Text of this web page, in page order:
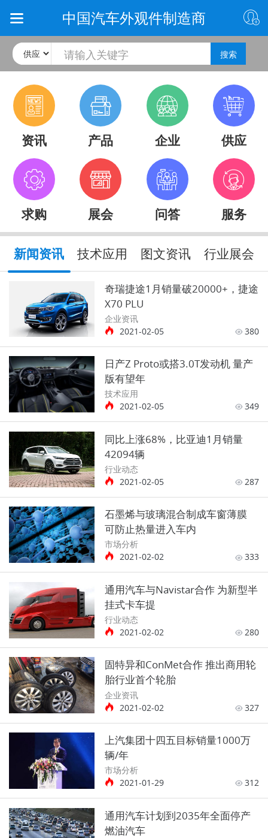
中国汽车外观件制造商
搜索
资讯 产品 企业 供应
求购 展会 问答 服务
新闻资讯 技术应用 图文资讯 行业展会
奇瑞捷途1月销量破20000+，捷途
X70 PLU
企业资讯
2021-02-05
380
日产Z Proto或搭3.0T发动机 量产
版有望年
技术应用
2021-02-05
349
同比上涨68%，比亚迪1月销量
42094辆
行业动态
2021-02-05
287
石墨烯与玻璃混合制成车窗薄膜
可防止热量进入车内
市场分析
2021-02-02
333
通用汽车与Navistar合作 为新型半
挂式卡车提
行业动态
2021-02-02
280
固特异和ConMet合作 推出商用轮
胎行业首个轮胎
企业资讯
2021-02-02
327
上汽集团十四五目标销量1000万
辆/年
市场分析
2021-01-29
312
通用汽车计划到2035年全面停产
燃油汽车